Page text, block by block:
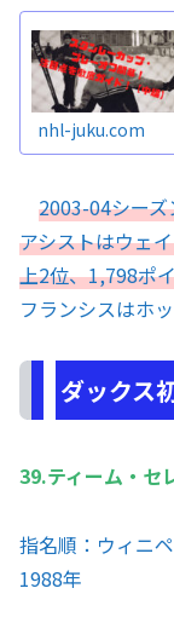
nhl-juku.com
2003-04シー
アシストはウェ
上2位、1,798ポ
フランシスはホ
ダックス
39.ティーム・セ
指名順：ウィニ
1988年